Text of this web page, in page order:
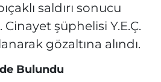
saldırı sonucu
Cinayet şüphelisi Y.E.Ç.
gözaltına alındı.
Bulundu